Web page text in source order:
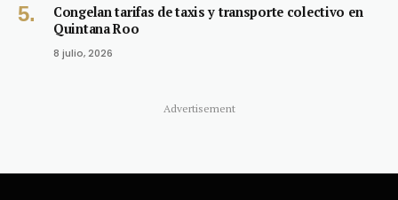
Congelan tarifas de taxis y transporte colectivo en
Quintana Roo
8 julio, 2026
Advertisement